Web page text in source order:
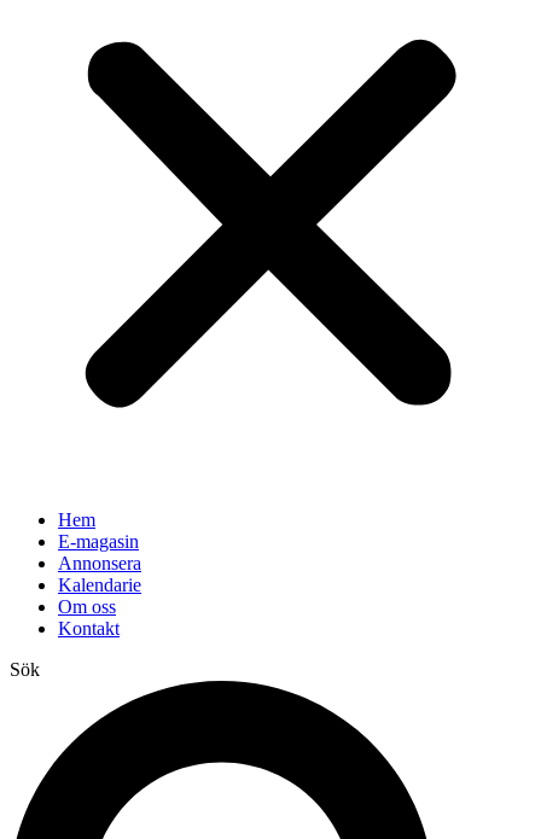
Hem
E-magasin
Annonsera
Kalendarie
Om oss
Kontakt
Sök